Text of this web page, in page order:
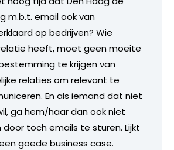
m.b.t. email ook van
op bedrijven? Wie
heeft, moet geen moeite
te krijgen van
relaties om relevant te
En als iemand dat niet
ga hem/haar dan ook niet
door toch emails te sturen. Lijkt
goede business case.